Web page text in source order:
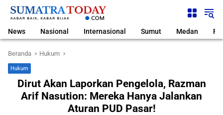
Langsung
News Nasional Internasional Sumut Medan
Beranda Hukum
Hukum
Dirut Akan Laporkan Pengelola, Razman
Arif Nasution: Mereka Hanya Jalankan
Aturan PUD Pasar!